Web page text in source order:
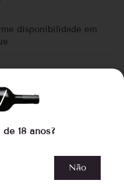
disponibilidade em
18 anos?
Não